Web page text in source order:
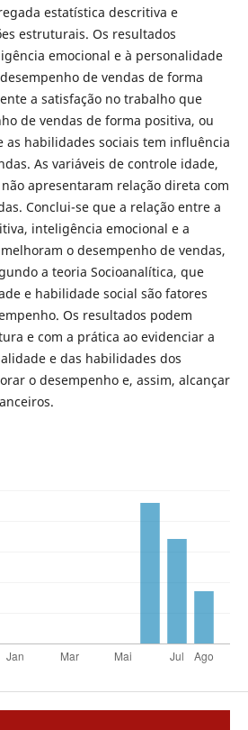
estatística descritiva e
estruturais. Os resultados
emocional e à personalidade
de vendas de forma
a satisfação no trabalho que
de vendas de forma positiva, ou
as habilidades sociais tem influência
As variáveis de controle idade,
apresentaram relação direta com
Conclui-se que a relação entre a
inteligência emocional e a
o desempenho de vendas,
a teoria Socioanalítica, que
e habilidade social são fatores
Os resultados podem
e com a prática ao evidenciar a
e das habilidades dos
o desempenho e, assim, alcançar